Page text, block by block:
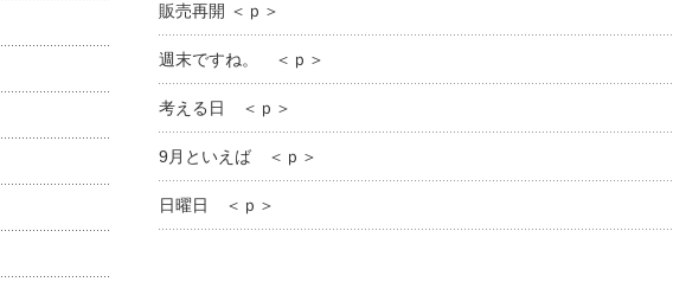
販売再開 ＜ｐ＞
週末ですね。 ＜ｐ＞
考える日 ＜ｐ＞
9月といえば ＜ｐ＞
日曜日 ＜ｐ＞